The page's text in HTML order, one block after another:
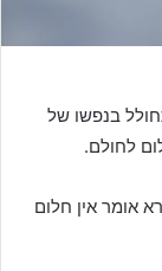
בנפשו של
לחולם.
אומר אין חלום